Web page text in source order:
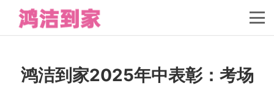
鸿洁到家2025年中表彰：考场